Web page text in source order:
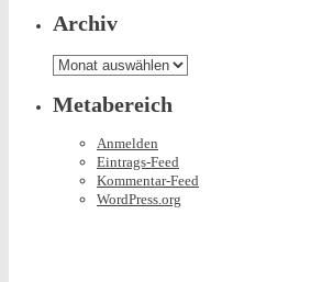
hier
so
gibt
Archiv
Archiv
Metabereich
Anmelden
Eintrags-Feed
Kommentar-Feed
WordPress.org